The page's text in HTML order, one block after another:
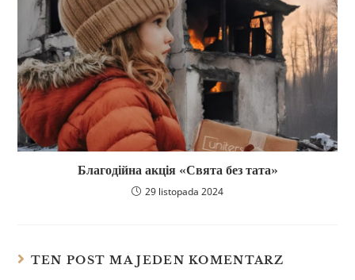
Благодійна акція «Свята без тата»
29 listopada 2024
TEN POST MA JEDEN KOMENTARZ